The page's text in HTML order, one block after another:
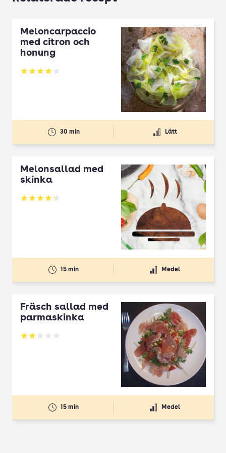
Meloncarpaccio
med citron och
honung
Betyg: 3.99 av 5
30 min Lätt
Melonsallad med
skinka
Betyg: 4.25 av 5
15 min Medel
Fräsch sallad med
parmaskinka
Betyg: 2 av 5
15 min Medel